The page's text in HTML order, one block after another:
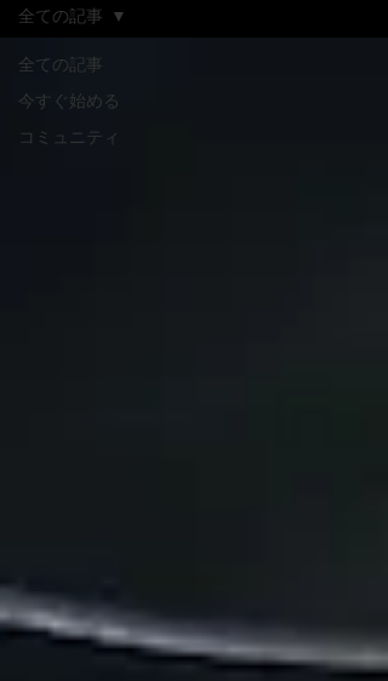
全ての記事
今すぐ始める
コミュニティ
全ての記事